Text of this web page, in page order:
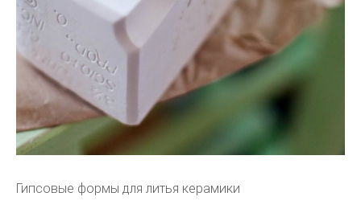
Гипсовые формы для литья керамики